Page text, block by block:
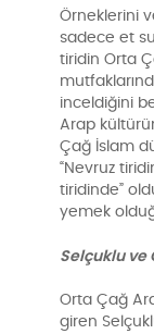
Örneklerini
sadece et
tiridin Orta
inceldiğini
Arap
Çağ İslam
“Nevruz
tiridinde”
yemek
Selçuklu ve
Orta Çağ
giren